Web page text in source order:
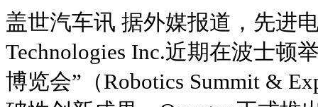
盖世汽车讯 据外媒报道，先进
Technologies Inc.近期在波士顿
博览会”（Robotics Summit &